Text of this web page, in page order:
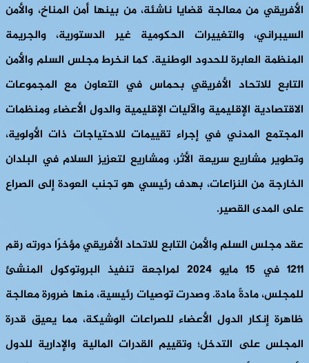
الأفريقي من معالجة قضايا ناشئة، من بينها أمن المناخ، والأمن
السيبراني، والتغييرات الحكومية غير الدستورية، والجريمة
المنظمة العابرة للحدود الوطنية. كما انخرط مجلس السلم والأمن
التابع للاتحاد الأفريقي بحماس في التعاون مع المجموعات
الاقتصادية الإقليمية والآليات الإقليمية والدول الأعضاء ومنظمات
المجتمع المدني في إجراء تقييمات للاحتياجات ذات الأولوية،
وتطوير مشاريع سريعة الأثر، ومشاريع لتعزيز السلام في البلدان
الخارجة من النزاعات، بهدف رئيسي هو تجنب العودة إلى الصراع
على المدى القصير.
عقد مجلس السلم والأمن التابع للاتحاد الأفريقي مؤخرًا دورته رقم
1211 في 15 مايو 2024 لمراجعة تنفيذ البروتوكول المنشئ
للمجلس، مادةً مادة. وصدرت توصيات رئيسية، منها ضرورة معالجة
ظاهرة إنكار الدول الأعضاء للصراعات الوشيكة، مما يعيق قدرة
المجلس على التدخل؛ وتقييم القدرات المالية والإدارية للدول